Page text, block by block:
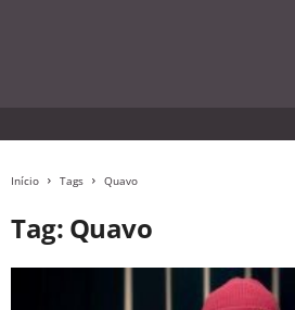
Início Tags Quavo
Tag: Quavo